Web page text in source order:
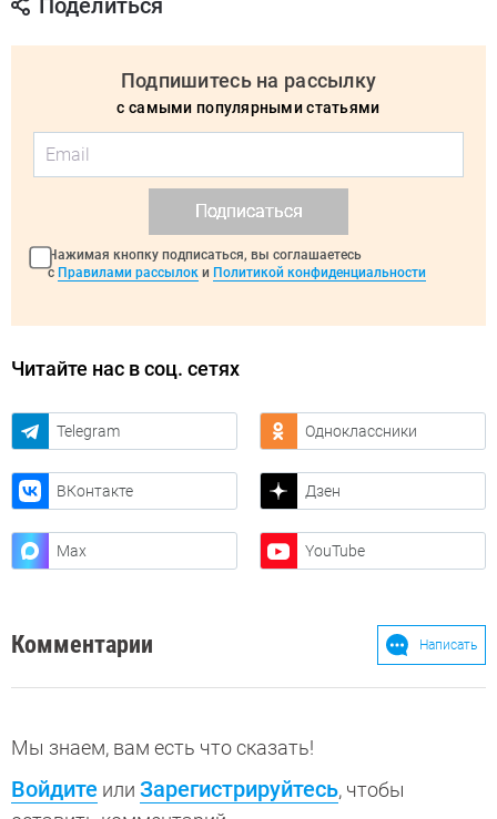
Поделиться
Подпишитесь на рассылку
с самыми популярными статьями
Подписаться
Нажимая кнопку подписаться, вы соглашаетесь
с Правилами рассылок и Политикой конфиденциальности
Читайте нас в соц. сетях
Telegram Одноклассники
ВКонтакте Дзен
Max YouTube
Комментарии Написать
Мы знаем, вам есть что сказать!
Войдите или Зарегистрируйтесь, чтобы